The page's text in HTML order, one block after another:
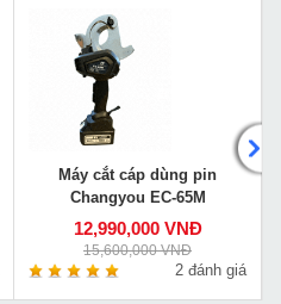
Máy cắt cáp dùng pin
Changyou EC-65M
12,990,000 VNĐ
15,600,000 VNĐ
2 đánh giá